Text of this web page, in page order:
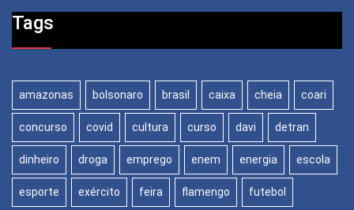
Tags
amazonas bolsonaro brasil caixa cheia coari
concurso covid cultura curso davi detran
dinheiro droga emprego enem energia escola
esporte exército feira flamengo futebol